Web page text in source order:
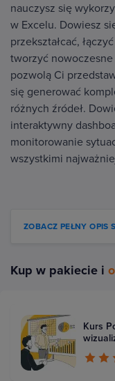
nauczysz się
w Excelu. Dowiesz
przekształcać,
tworzyć
pozwolą Ci
się generować
różnych źródeł.
interaktywny
monitorowanie
wszystkimi
ZOBACZ PEŁNY OPIS
Kup w pakiecie i
Kurs